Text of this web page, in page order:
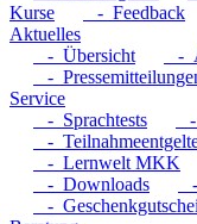
Kurse
- Feedback
Aktuelles
- Übersicht
-
-
Service
- Sprachtests
-
-
- Lernwelt MKK
- Downloads
-